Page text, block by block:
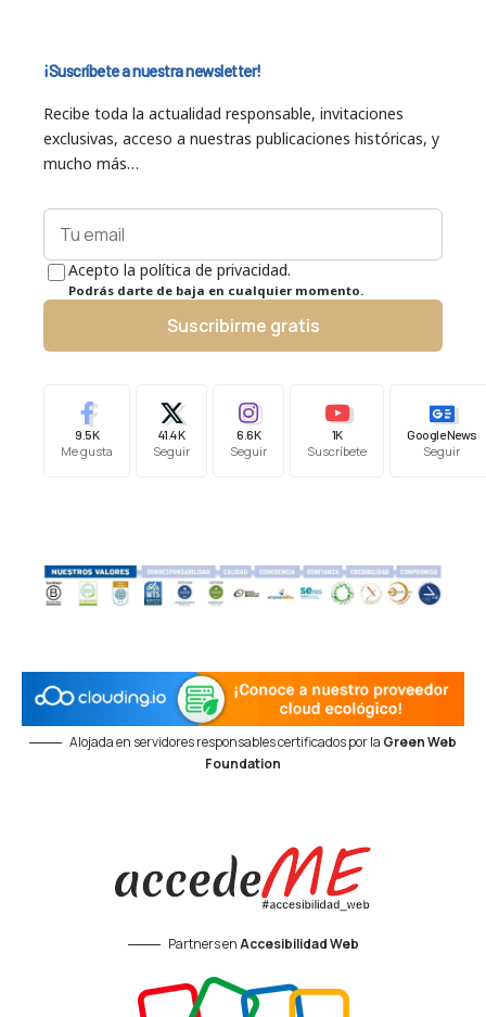
¡Suscríbete a nuestra newsletter!
Recibe toda la actualidad responsable, invitaciones
exclusivas, acceso a nuestras publicaciones históricas, y
mucho más…
Acepto la política de privacidad.
Podrás darte de baja en cualquier momento.
Suscribirme gratis
9.5K
Me gusta
41.4K
Seguir
6.6K
Seguir
1K
Suscríbete
Google News
Seguir
Alojada en servidores responsables certificados por la Green Web
Foundation
Partners enAccesibilidad Web